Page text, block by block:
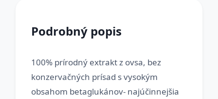
Podrobný popis
100% prírodný extrakt z ovsa, bez
konzervačných prísad s vysokým
obsahom betaglukánov- najúčinnejšia